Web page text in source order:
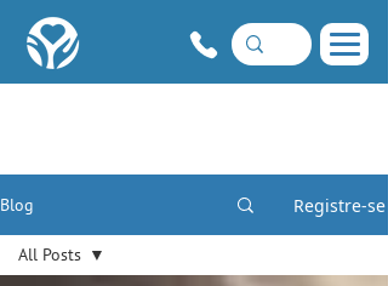
Blog Registre-se
All Posts